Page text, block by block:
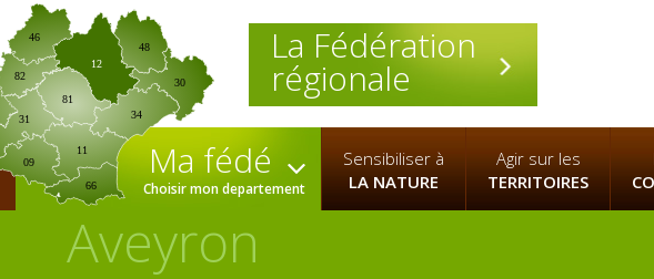
La Fédération
régionale
09
12
30
31 34
46
66
81
82
11
48
Ma fédé
Choisir mon departement
Sensibiliser à
LA NATURE
Agir sur les
TERRITOIRES
Aveyron